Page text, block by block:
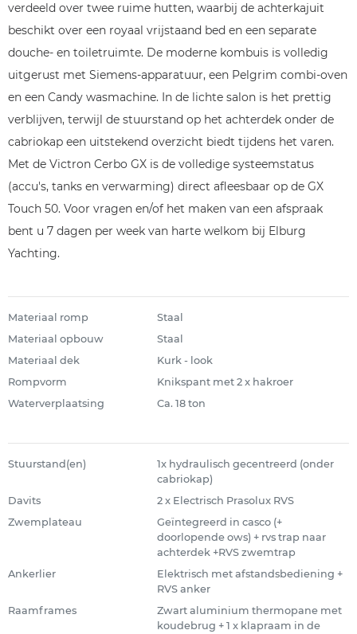
verdeeld over twee ruime hutten, waarbij de achterkajuit
beschikt over een royaal vrijstaand bed en een separate
douche- en toiletruimte. De moderne kombuis is volledig
uitgerust met Siemens-apparatuur, een Pelgrim combi-oven
en een Candy wasmachine. In de lichte salon is het prettig
verblijven, terwijl de stuurstand op het achterdek onder de
cabriokap een uitstekend overzicht biedt tijdens het varen.
Met de Victron Cerbo GX is de volledige systeemstatus
(accu's, tanks en verwarming) direct afleesbaar op de GX
Touch 50. Voor vragen en/of het maken van een afspraak
bent u 7 dagen per week van harte welkom bij Elburg
Yachting.
Materiaal romp
Staal
Materiaal opbouw
Staal
Materiaal dek
Kurk - look
Rompvorm
Knikspant met 2 x hakroer
Waterverplaatsing
Ca. 18 ton
Stuurstand(en)
1x hydraulisch gecentreerd (onder
cabriokap)
Davits
2 x Electrisch Prasolux RVS
Zwemplateau
Geïntegreerd in casco (+
doorlopende ows) + rvs trap naar
achterdek +RVS zwemtrap
Ankerlier
Elektrisch met afstandsbediening +
RVS anker
Raamframes
Zwart aluminium thermopane met
koudebrug + 1 x klapraam in de